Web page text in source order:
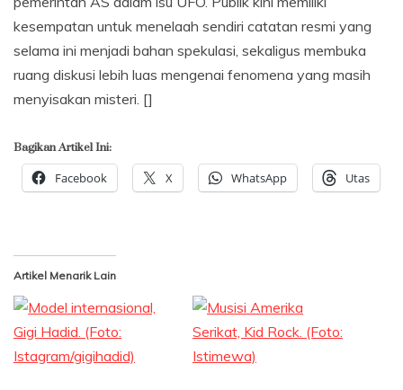
kesempatan untuk menelaah sendiri catatan resmi yang
selama ini menjadi bahan spekulasi, sekaligus membuka
ruang diskusi lebih luas mengenai fenomena yang masih
menyisakan misteri. []
Bagikan Artikel Ini:
Facebook X WhatsApp Utas
Artikel Menarik Lain